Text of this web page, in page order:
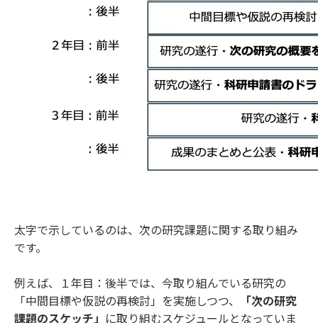
太字で示しているのは、次の研究課題に関する取り組み
です。
例えば、１年目：後半では、今取り組んでいる研究の
「中間目標や仮説の再検討」を実施しつつ、
「次の研究
課題のスケッチ」 に取り組むスケジュールとなっていま